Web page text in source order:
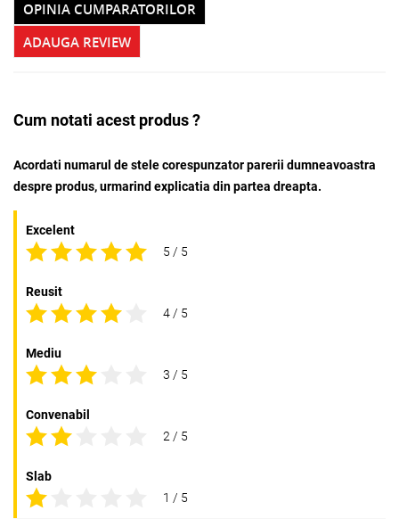
ADAUGA REVIEW
OPINIA CUMPARATORILOR
Cum notati acest produs ?
Acordati numarul de stele corespunzator parerii dumneavoastra
despre produs, urmarind explicatia din partea dreapta.
Excelent
5 / 5
Reusit
4 / 5
Mediu
3 / 5
Convenabil
2 / 5
Slab
1 / 5